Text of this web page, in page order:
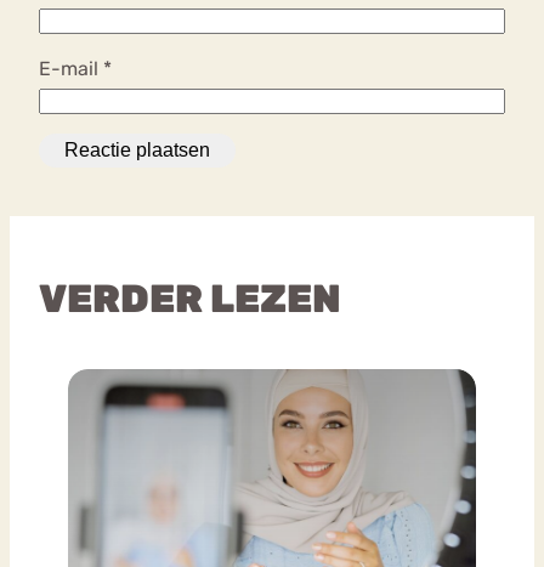
E-mail *
VERDER LEZEN